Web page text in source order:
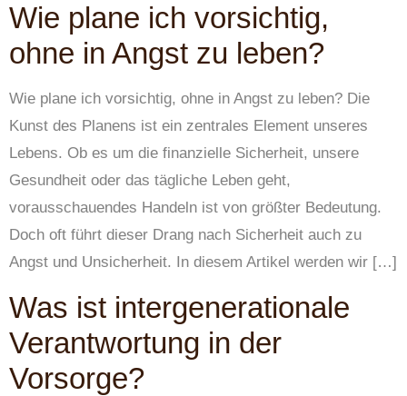
Wie plane ich vorsichtig,
ohne in Angst zu leben?
Wie plane ich vorsichtig, ohne in Angst zu leben? Die
Kunst des Planens ist ein zentrales Element unseres
Lebens. Ob es um die finanzielle Sicherheit, unsere
Gesundheit oder das tägliche Leben geht,
vorausschauendes Handeln ist von größter Bedeutung.
Doch oft führt dieser Drang nach Sicherheit auch zu
Angst und Unsicherheit. In diesem Artikel werden wir […]
Was ist intergenerationale
Verantwortung in der
Vorsorge?